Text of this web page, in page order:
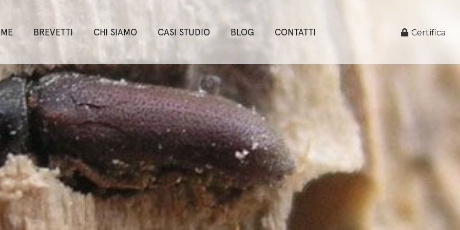
BREVETTI CHI SIAMO CASI STUDIO BLOG CONTATTI Certifica